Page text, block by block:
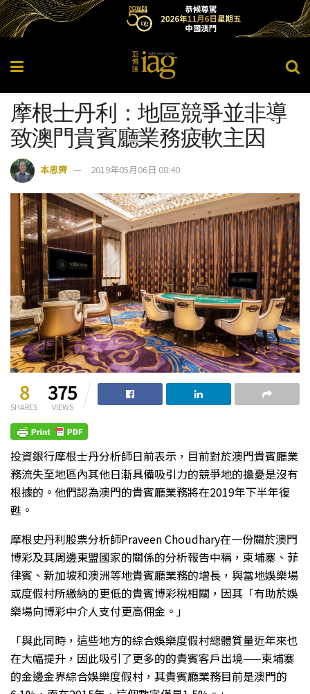
摩根士丹利：地區競爭並非導
致澳門貴賓廳業務疲軟主因
本思齊 2019年05月06日 08:40
8
SHARES
375
VIEWS
投資銀行摩根士丹分析師日前表示，目前對於澳門貴賓廳業
務流失至地區內其他日漸具備吸引力的競爭地的擔憂是沒有
根據的。他們認為澳門的貴賓廳業務將在2019年下半年復
甦。
摩根史丹利股票分析師Praveen Choudhary在一份關於澳門
博彩及其周邊東盟國家的關係的分析報告中稱，柬埔寨、菲
律賓、新加坡和澳洲等地貴賓廳業務的增長，與當地娛樂場
或度假村所繳納的更低的貴賓博彩稅相關，因其「有助於娛
樂場向博彩中介人支付更高佣金。」
「與此同時，這些地方的綜合娛樂度假村總體質量近年來也
在大幅提升，因此吸引了更多的的貴賓客戶出境——柬埔寨
的金邊金界綜合娛樂度假村，其貴賓廳業務目前是澳門的